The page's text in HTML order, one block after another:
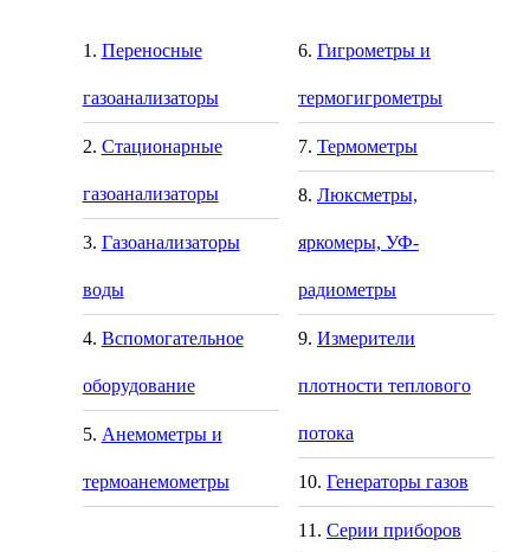
Переносные
газоанализаторы
Стационарные
газоанализаторы
Газоанализаторы
воды
Вспомогательное
оборудование
Анемометры и
термоанемометры
Гигрометры и
термогигрометры
Термометры
Люксметры,
яркомеры, УФ-
радиометры
Измерители
плотности теплового
потока
Генераторы газов
Серии приборов